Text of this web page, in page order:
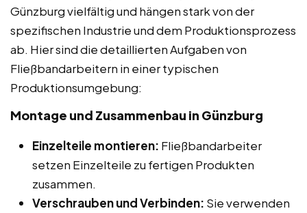
Günzburg vielfältig und hängen stark von der
spezifischen Industrie und dem Produktionsprozess
ab. Hier sind die detaillierten Aufgaben von
Fließbandarbeitern in einer typischen
Produktionsumgebung:
Montage und Zusammenbau in Günzburg
Einzelteile montieren: Fließbandarbeiter
setzen Einzelteile zu fertigen Produkten
zusammen.
Verschrauben und Verbinden: Sie verwenden